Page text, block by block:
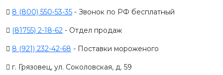
8 (800) 550-53-35 - Звонок по РФ бесплатный
(81755) 2-18-62 - Отдел продаж
8 (921) 232-42-68 - Поставки мороженого
г. Грязовец, ул. Соколовская, д. 59